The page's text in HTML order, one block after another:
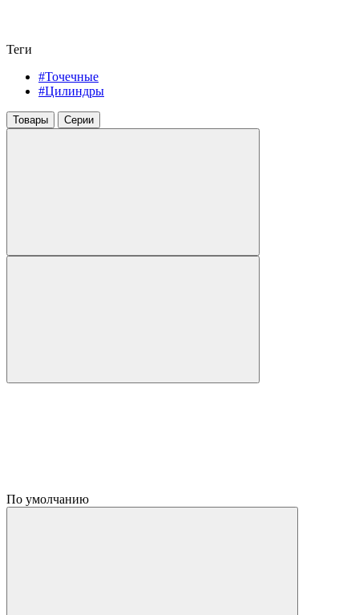
Теги
#Точечные
#Цилиндры
Товары Серии
По умолчанию